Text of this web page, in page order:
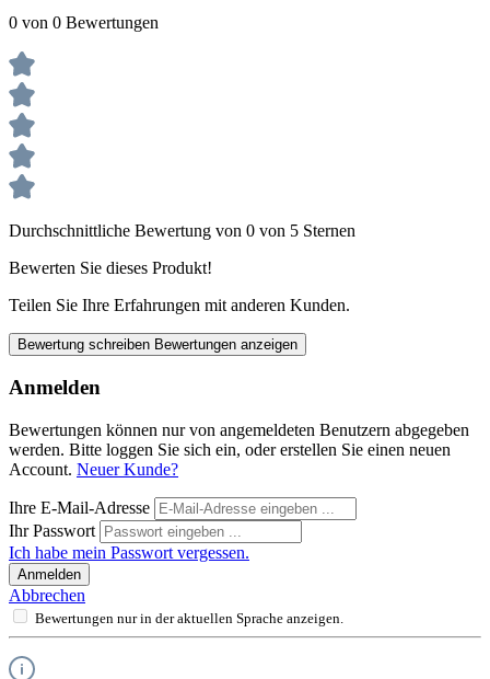
0 von 0 Bewertungen
Durchschnittliche Bewertung von 0 von 5 Sternen
Bewerten Sie dieses Produkt!
Teilen Sie Ihre Erfahrungen mit anderen Kunden.
Bewertung schreiben Bewertungen anzeigen
Anmelden
Bewertungen können nur von angemeldeten Benutzern abgegeben
werden. Bitte loggen Sie sich ein, oder erstellen Sie einen neuen
Account. Neuer Kunde?
Ihre E-Mail-Adresse
Ihr Passwort
Ich habe mein Passwort vergessen.
Anmelden
Abbrechen
Bewertungen nur in der aktuellen Sprache anzeigen.